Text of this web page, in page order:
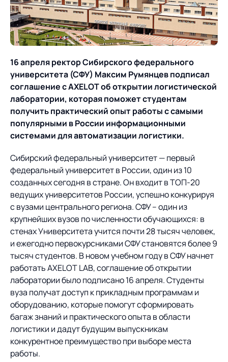
О компании
ИТ-аккредитация
Карьера
Партнеры
Импортозамещение
Продукты
поставок
Управление складами
Управление перевозками
и транспортным парком
Интегрированное
планирование
Управление
контейнерным
терминалом
поставок
Управление двором
Логистический
консалтинг
Роботизация
Оборудование для склада
AXELOT AI
Логистический
консалтинг
Автоматизация
процессов
Постпроектное
сопровождение
Нетворкинг и обмен
опытом вместе с AXELOT
Облачные сервисы
Формирование центров
Пресс-центр
Новости
Мероприятия
СМИ о нас
Архив мероприятий
Проекты
Проекты
Контакты
Контакты
Академия
Предложение для
учебных заведений
База знаний
База знаний
16 апреля ректор Сибирского федерального
университета (СФУ) Максим Румянцев подписал
соглашение сAXELOT об открытии логистической
лаборатории, которая поможет студентам
получить практический опыт работы с самыми
популярными в России информационными
системами для автоматизации логистики.
Сибирский федеральный университет — первый
федеральный университет в России, один из 10
созданных сегодня в стране. Он входит в ТОП-20
ведущих университетов России, успешно конкурируя
с вузами центрального региона. СФУ – один из
крупнейших вузов по численности обучающихся: в
стенах Университета учится почти 28 тысяч человек,
и ежегодно первокурсниками СФУ становятся более 9
тысяч студентов. В новом учебном году в СФУ начнет
работать AXELOT LAB, соглашение об открытии
лаборатории было подписано 16 апреля. Студенты
вуза получат доступ к прикладным программам и
оборудованию, которые помогут сформировать
багаж знаний и практического опыта в области
логистики и дадут будущим выпускникам
конкурентное преимущество при выборе места
работы.